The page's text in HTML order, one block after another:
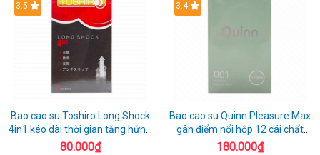
3.5
Bao cao su Toshiro Long Shock
4in1 kéo dài thời gian tăng hứng
thú hộp 10
80.000₫
3.4
Bao cao su Quinn Pleasure Max
gân điểm nổi hộp 12 cái chất
lượng
180.000₫